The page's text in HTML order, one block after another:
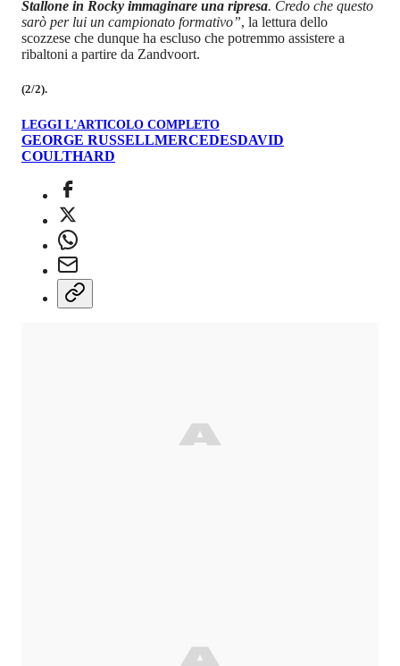
Stallone in Rocky immaginare una ripresa. Credo che questo
sarò per lui un campionato formativo”, la lettura dello
scozzese che dunque ha escluso che potremmo assistere a
ribaltoni a partire da Zandvoort.
(2/2).
LEGGI L'ARTICOLO COMPLETO
GEORGE RUSSELLMERCEDESDAVID
COULTHARD